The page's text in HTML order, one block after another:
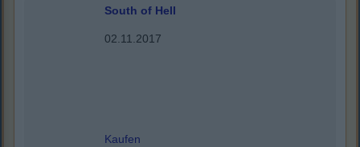
South of Hell
02.11.2017
Kaufen